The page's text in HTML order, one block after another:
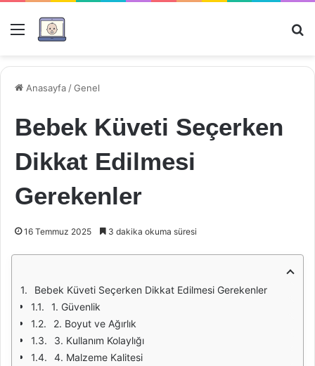
Menü
Anasayfa /Genel
Bebek Küveti Seçerken
Dikkat Edilmesi
Gerekenler
16 Temmuz 2025 3 dakika okuma süresi
Bebek Küveti Seçerken Dikkat Edilmesi Gerekenler
1. Güvenlik
2. Boyut ve Ağırlık
3. Kullanım Kolaylığı
4. Malzeme Kalitesi